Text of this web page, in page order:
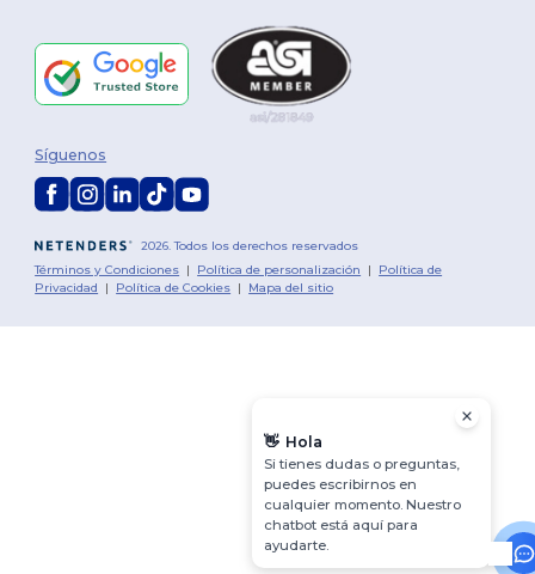
2026. Todos los derechos reservados
Términos y Condiciones | Política de personalización | Política de
Privacidad | Política de Cookies | Mapa del sitio
Síguenos
👋 Hola
Si tienes dudas o preguntas,
puedes escribirnos en
cualquier momento. Nuestro
chatbot está aquí para
ayudarte.